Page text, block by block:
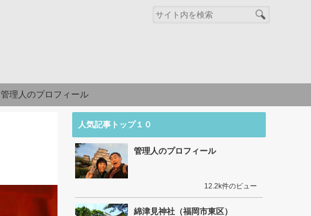
管理人のプロフィール
人気記事トップ１０
管理人のプロフィール
12.2k件のビュー
綿津見神社（福岡市東区）